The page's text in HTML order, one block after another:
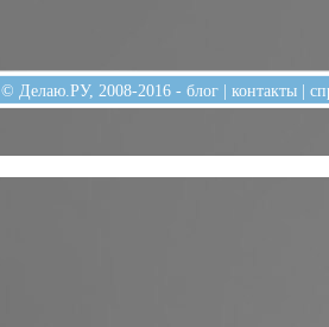
© Делаю.РУ, 2008-2016 - блог | контакты |